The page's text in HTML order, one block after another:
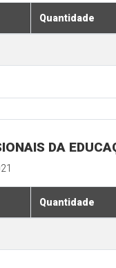
Quantidade
DA
Quantidade